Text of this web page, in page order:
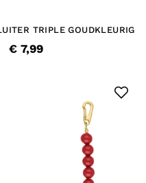
TRIPLE GOUDKLEURIG
€ 7,99